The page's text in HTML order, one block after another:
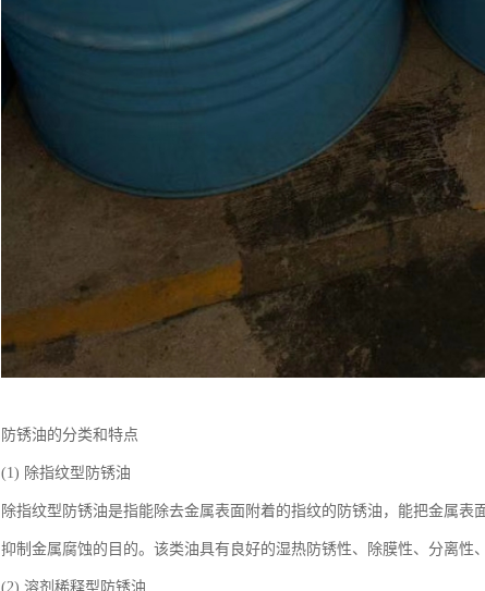
防锈油的分类和特点
(1) 除指纹型防锈油
除指纹型防锈油是指能除去金属表面附着的指纹的防锈油，能把金属
抑制金属腐蚀的目的。该类油具有良好的湿热防锈性、除膜性、分离性
(2) 溶剂稀释型防锈油